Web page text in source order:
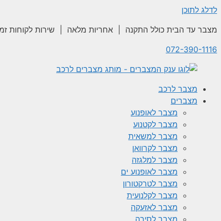
לדלג לתוכן
מצבר עד הבית כולל התקנה | אחריות מלאה | שירות לקוחות
072-390-1116
מצבר לרכב
מצברים
מצבר לאופנוע
מצבר לקטנוע
מצבר למשאית
מצבר לקרוואן
מצבר למלגזה
מצבר לאופנוע ים
מצבר לטרקטורון
מצבר לקלנועית
מצבר לאזעקה
מצבר לסירה